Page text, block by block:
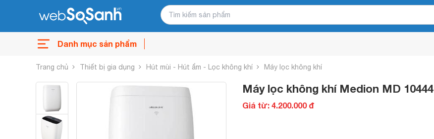
Danh mục sản phẩm
Trang chủ Thiết bị gia dụng Hút mùi - Hút ẩm - Lọc không khí Máy lọc không khí
Máy lọc không khí Medion MD 10444
Giá từ: 4.200.000 đ